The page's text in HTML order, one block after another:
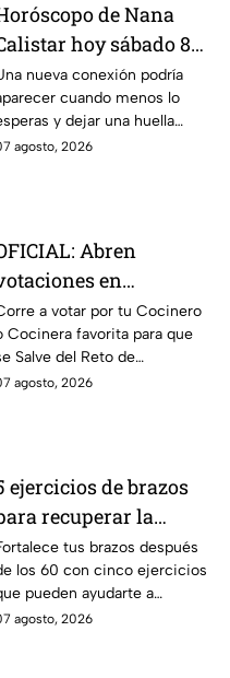
de Nana
hoy sábado 8
agosto del 2026 para
signo; una
inesperada
podría transformar tus
nueva conexión podría
cuando menos lo
y dejar una huella
agosto, 2026
Abren
en
24/7 para
salves a un
del Reto de
Eliminación de este
a votar por tu Cocinero
Cocinera favorita para que
Salve del Reto de
de MasterChef
agosto, 2026
ejercicios de brazos
recuperar la
después de los
tus brazos después
los 60 con cinco ejercicios
pueden ayudarte a
fuerza, movilidad y
agosto, 2026